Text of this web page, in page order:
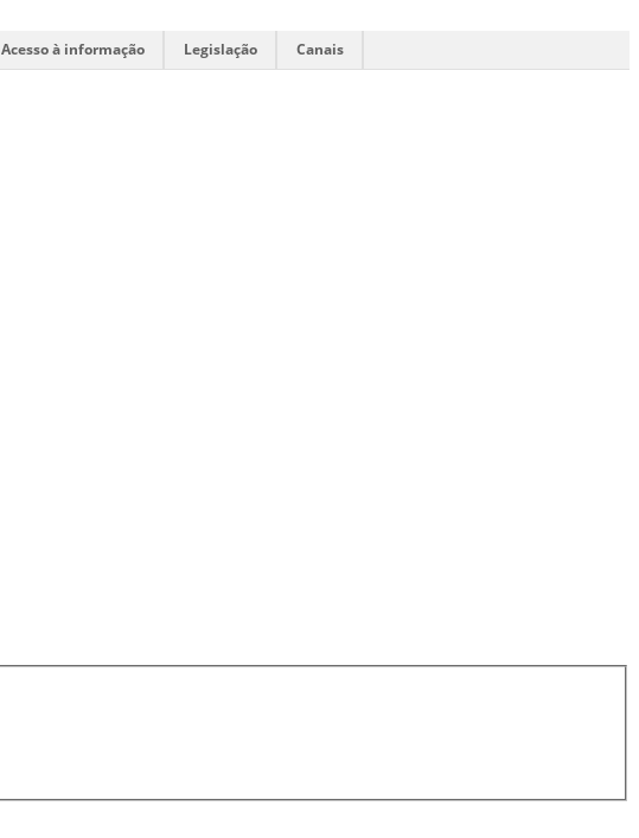
Acesso à informação Legislação Canais